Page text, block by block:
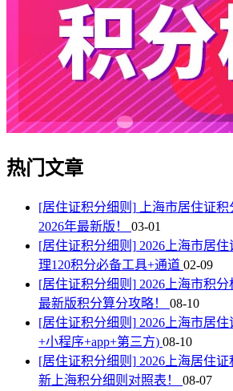
热门文章
[居住证积分细则] 上海市居住证积
2026年最新版！ 03-01
[居住证积分细则] 2026上海市居
理120积分必备工具+通道 02-09
[居住证积分细则] 2026上海市积
最新版积分算分攻略！ 08-10
[居住证积分细则] 2026上海市居
+小程序+app+第三方) 08-10
[居住证积分细则] 2026上海居住
新上海积分细则对照表！ 08-07